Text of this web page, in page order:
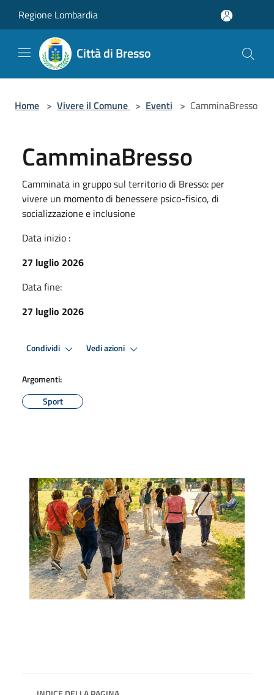
Regione Lombardia
Città di Bresso
Home > Vivere il Comune > Eventi > CamminaBresso
CamminaBresso
Camminata in gruppo sul territorio di Bresso: per
vivere un momento di benessere psico-fisico, di
socializzazione e inclusione
Data inizio :
27 luglio 2026
Data fine:
27 luglio 2026
Condividi Vedi azioni
Argomenti:
Sport